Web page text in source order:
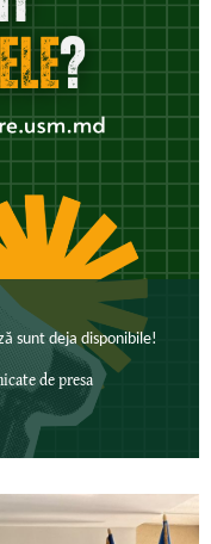
sunt deja disponibile!
de presa